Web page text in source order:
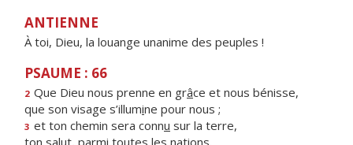
ANTIENNE
À toi, Dieu, la louange unanime des peuples !
PSAUME : 66
2 Que Dieu nous prenne en grâce et nous bénisse,
que son visage s’illumine pour nous ;
3 et ton chemin sera connu sur la terre,
ton salut, parmi toutes les nations.